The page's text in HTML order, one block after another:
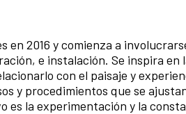
en 2016 y comienza a
e instalación. Se inspira en
con el paisaje y
y procedimientos que se
la experimentación y la